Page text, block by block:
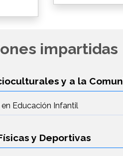
impartidas
y a la
Educación Infantil
y Deportivas